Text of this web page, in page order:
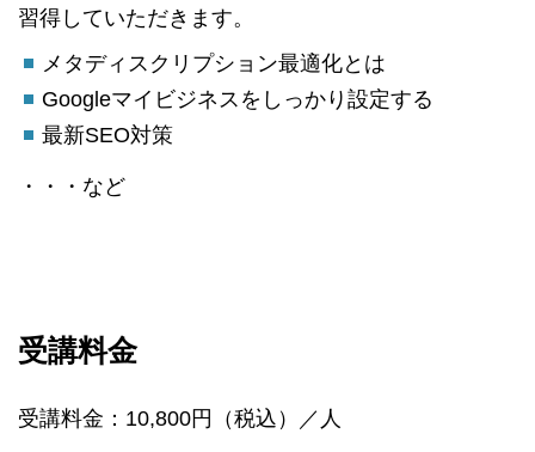
習得していただきます。
メタディスクリプション最適化とは
Googleマイビジネスをしっかり設定する
最新SEO対策
・・・など
受講料金
受講料金：10,800円（税込）／人